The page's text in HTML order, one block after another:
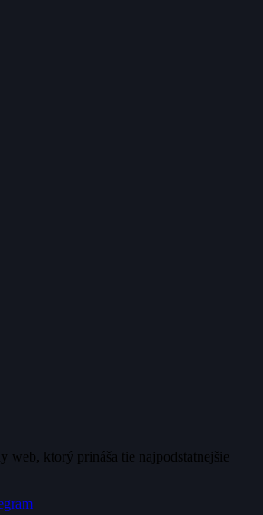
web, ktorý prináša tie najpodstatnejšie